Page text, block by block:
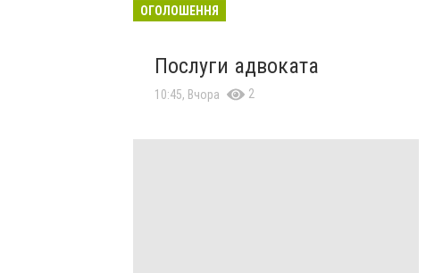
ОГОЛОШЕННЯ
Послуги адвоката
10:45, Вчора 2